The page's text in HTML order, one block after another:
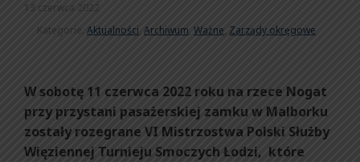
13 czerwca 2022
Kategorie: Aktualności, Archiwum, Ważne, Zarządy okręgowe
W sobotę 11 czerwca 2022 roku na rzece Nogat
przy przystani pasażerskiej zamku w Malborku
zostały rozegrane VI Mistrzostwa Polski Służby
Więziennej Turnieju Smoczych Łodzi, które